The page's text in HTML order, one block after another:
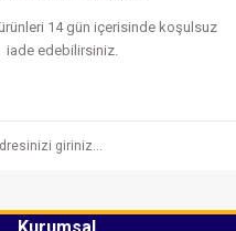
ürünleri 14 gün içerisinde koşulsuz
iade edebilirsiniz.